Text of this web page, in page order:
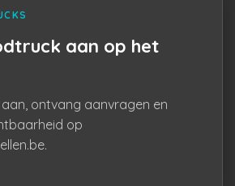
aan op het
ontvang aanvragen en
op